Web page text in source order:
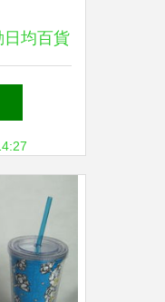
日均百貨
設計賦
級